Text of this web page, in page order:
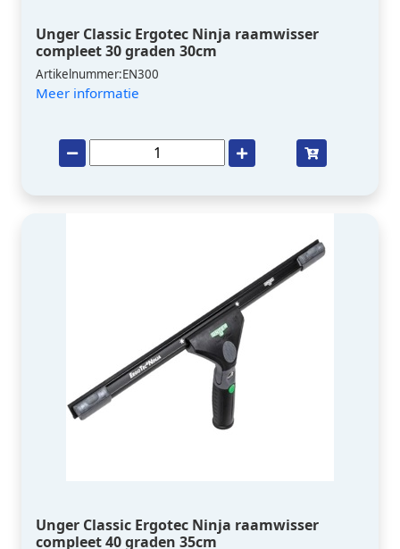
Unger Classic Ergotec Ninja raamwisser
compleet 30 graden 30cm
Artikelnummer:EN300
Meer informatie
Unger Classic Ergotec Ninja raamwisser
compleet 40 graden 35cm